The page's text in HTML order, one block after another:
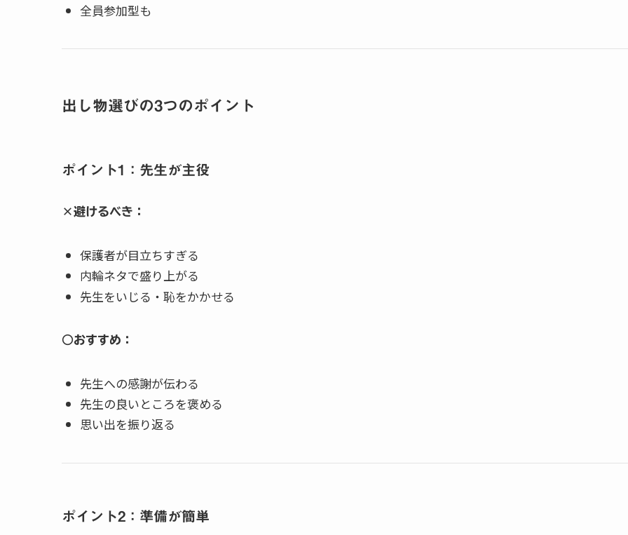
全員参加型も
出し物選びの3つのポイント
ポイント1：先生が主役
×避けるべき：
保護者が目立ちすぎる
内輪ネタで盛り上がる
先生をいじる・恥をかかせる
○おすすめ：
先生への感謝が伝わる
先生の良いところを褒める
思い出を振り返る
ポイント2：準備が簡単